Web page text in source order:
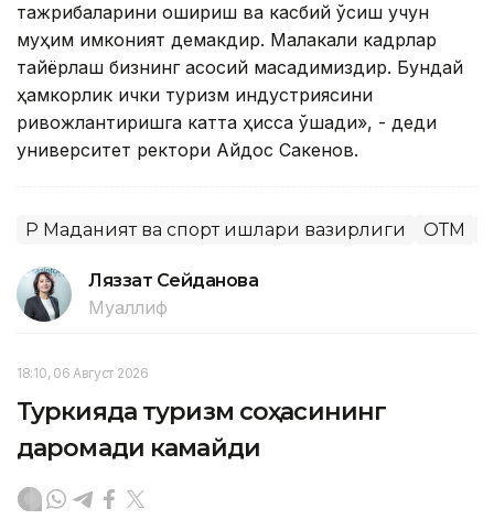
тажрибаларини ошириш ва касбий ўсиш учун
муҳим имконият демакдир. Малакали кадрлар
тайёрлаш бизнинг асосий мақсадимиздир. Бундай
ҳамкорлик ички туризм индустриясини
ривожлантиришга катта ҳисса қўшади», - деди
университет ректори Айдос Сакенов.
ҚР Маданият ва спорт ишлари вазирлиги ОТМ
Ляззат Сейданова
Муаллиф
18:10, 06 Август 2026
Туркияда туризм соҳасининг
даромади камайди